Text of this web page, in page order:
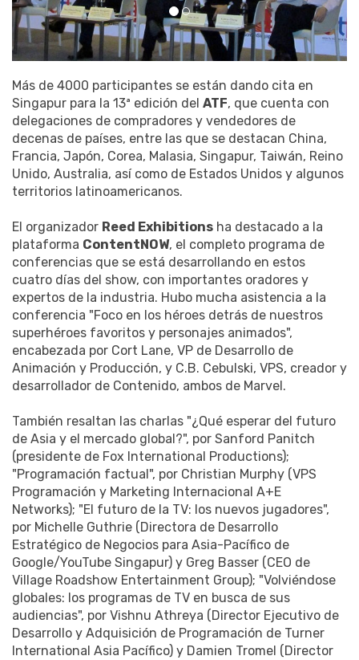
Más de 4000 participantes se están dando cita en
Singapur para la 13ª edición del ATF, que cuenta con
delegaciones de compradores y vendedores de
decenas de países, entre las que se destacan China,
Francia, Japón, Corea, Malasia, Singapur, Taiwán, Reino
Unido, Australia, así como de Estados Unidos y algunos
territorios latinoamericanos.
El organizador Reed Exhibitions ha destacado a la
plataforma ContentNOW, el completo programa de
conferencias que se está desarrollando en estos
cuatro días del show, con importantes oradores y
expertos de la industria. Hubo mucha asistencia a la
conferencia "Foco en los héroes detrás de nuestros
superhéroes favoritos y personajes animados",
encabezada por Cort Lane, VP de Desarrollo de
Animación y Producción, y C.B. Cebulski, VPS, creador y
desarrollador de Contenido, ambos de Marvel.
También resaltan las charlas "¿Qué esperar del futuro
de Asia y el mercado global?", por Sanford Panitch
(presidente de Fox International Productions);
"Programación factual", por Christian Murphy (VPS
Programación y Marketing Internacional A+E
Networks); "El futuro de la TV: los nuevos jugadores",
por Michelle Guthrie (Directora de Desarrollo
Estratégico de Negocios para Asia-Pacífico de
Google/YouTube Singapur) y Greg Basser (CEO de
Village Roadshow Entertainment Group); "Volviéndose
globales: los programas de TV en busca de sus
audiencias", por Vishnu Athreya (Director Ejecutivo de
Desarrollo y Adquisición de Programación de Turner
International Asia Pacífico) y Damien Tromel (Director